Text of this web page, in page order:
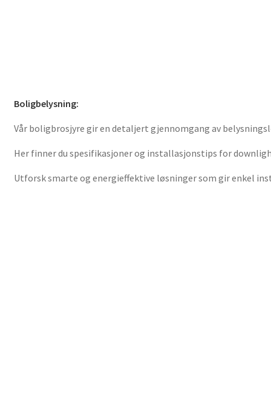
Boligbelysning:
Vår boligbrosjyre gir en detaljert gjennomgang av
Her finner du spesifikasjoner og installasjonstips for
Utforsk smarte og energieffektive løsninger som gir enkel